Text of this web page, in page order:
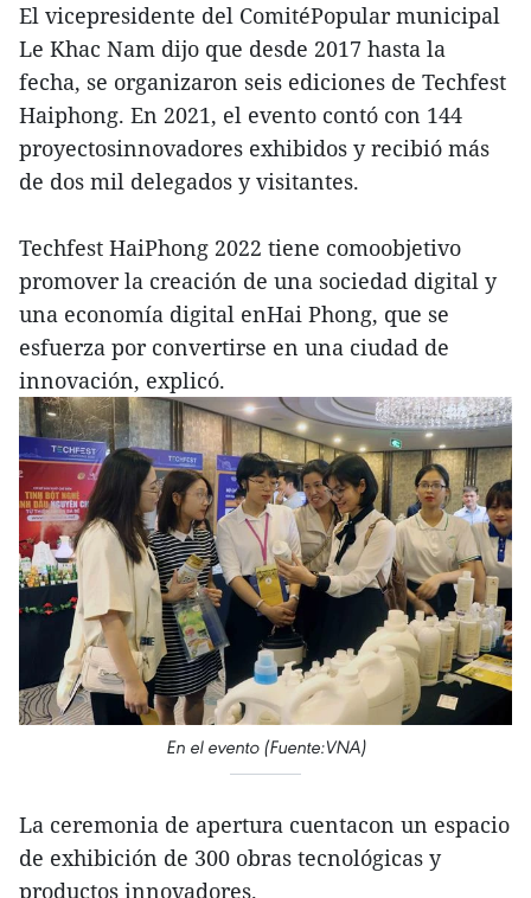
El vicepresidente del ComitéPopular municipal
Le Khac Nam dijo que desde 2017 hasta la
fecha, se organizaron seis ediciones de Techfest
Haiphong. En 2021, el evento contó con 144
proyectosinnovadores exhibidos y recibió más
de dos mil delegados y visitantes.
Techfest HaiPhong 2022 tiene comoobjetivo
promover la creación de una sociedad digital y
una economía digital enHai Phong, que se
esfuerza por convertirse en una ciudad de
innovación, explicó.
En el evento (Fuente:VNA)
La ceremonia de apertura cuentacon un espacio
de exhibición de 300 obras tecnológicas y
productos innovadores.